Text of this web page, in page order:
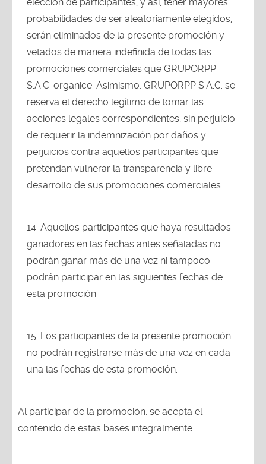
probabilidades de ser aleatoriamente elegidos,
serán eliminados de la presente promoción y
vetados de manera indefinida de todas las
promociones comerciales que GRUPORPP
S.A.C. organice. Asimismo, GRUPORPP S.A.C. se
reserva el derecho legítimo de tomar las
acciones legales correspondientes, sin perjuicio
de requerir la indemnización por daños y
perjuicios contra aquellos participantes que
pretendan vulnerar la transparencia y libre
desarrollo de sus promociones comerciales.
Aquellos participantes que haya resultados
ganadores en las fechas antes señaladas no
podrán ganar más de una vez ni tampoco
podrán participar en las siguientes fechas de
esta promoción.
Los participantes de la presente promoción
no podrán registrarse más de una vez en cada
una las fechas de esta promoción.
Al participar de la promoción, se acepta el
contenido de estas bases integralmente.